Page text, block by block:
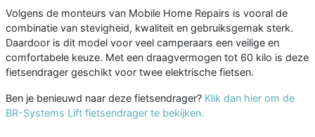
Volgens de monteurs van Mobile Home Repairs is vooral de
combinatie van stevigheid, kwaliteit en gebruiksgemak sterk.
Daardoor is dit model voor veel camperaars een veilige en
comfortabele keuze. Met een draagvermogen tot 60 kilo is deze
fietsendrager geschikt voor twee elektrische fietsen.
Ben je benieuwd naar deze fietsendrager? Klik dan hier om de
BR-Systems Lift fietsendrager te bekijken.